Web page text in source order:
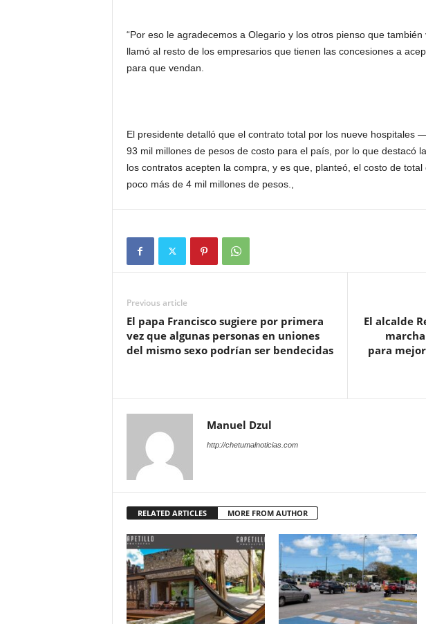
“Por eso le agradecemos a Olegario y los otros pienso que
llamó al resto de los empresarios que tienen las concesiones a
para que vendan.
El presidente detalló que el contrato total por los nueve
93 mil millones de pesos de costo para el país, por lo que destacó
los contratos acepten la compra, y es que, planteó, el costo de
poco más de 4 mil millones de pesos.,
Previous article
El papa Francisco sugiere por primera
vez que algunas personas en uniones
del mismo sexo podrían ser bendecidas
El alcalde
para
Manuel Dzul
http://chetumalnoticias.com
RELATED ARTICLES MORE FROM AUTHOR